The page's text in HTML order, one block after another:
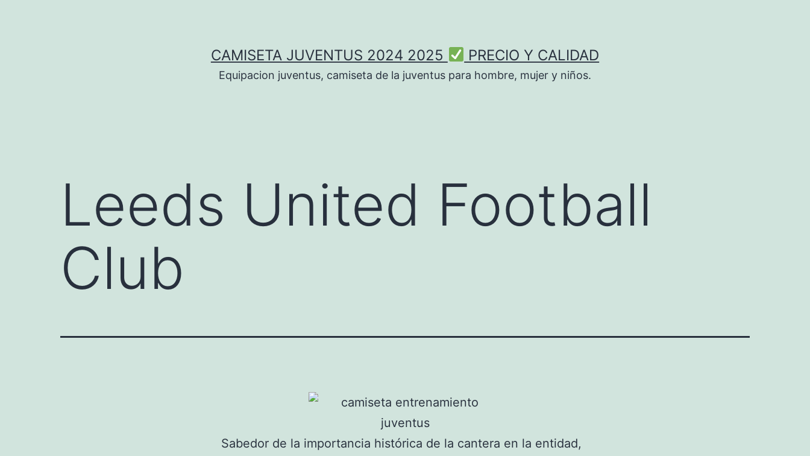
CAMISETA JUVENTUS 2024 2025 PRECIO Y CALIDAD
Equipacion juventus, camiseta de la juventus para hombre, mujer y niños.
Leeds United Football
Club
Sabedor de la importancia histórica de la cantera en la entidad,